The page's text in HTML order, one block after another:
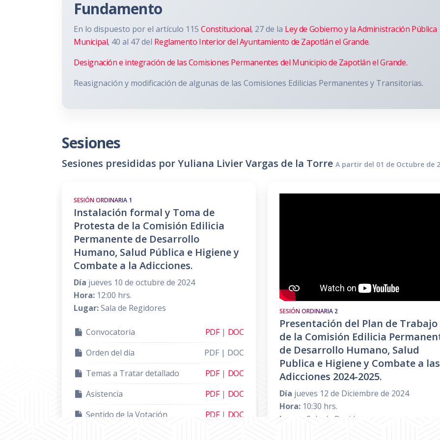
Fundamento
En lo dispuesto por el artículo 115 Constitucional, 27 de la Ley de Gobierno y la Administración Pública
Municipal, 40 al 47 del Reglamento Interior del Ayuntamiento de Zapotlán el Grande.
Designación e integración de las Comisiones Permanentes del Municipio de Zapotlán el Grande.
Reasignación y modificación de algunas de las Comisiones Edilicias Permanentes y Transitorias.
Sesiones
Sesiones presididas por Yuliana Livier Vargas de la Torre A partir del 01 de Octubre de
SESIÓN ORDINARIA 1
Instalación formal y Toma de
Protesta de la Comisión Edilicia
Permanente de Desarrollo
Humano, Salud Pública e Higiene y
Combate a la Adicciones.
Día jueves 10 de octubre de 2024
Hora: 12:00 hrs.
Lugar:Sala de Regidores
Convocatoria PDF| DOC
Orden del día
PDF | DOC
Temas a Tratar detallado
PDF| DOC
Asistencia
PDF| DOC
Sentido de la Votación
PDF| DOC
SESIÓN ORDINARIA 2
Presentación del Plan de Trabajo
de la Comisión Edilicia
de Desarrollo Humano, Salud
Publica e Higiene y Combate a las
Adicciones 2024-2025.
Día jueves 12 de Diciembre de 2024
Hora:10:30 hrs.
Lugar:
Sala de Regidores